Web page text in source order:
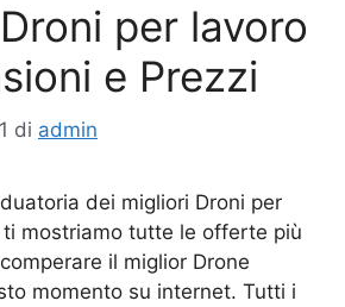
per lavoro
e Prezzi
di admin
dei migliori Droni per
mostriamo tutte le offerte più
il miglior Drone
momento su internet. Tutti i